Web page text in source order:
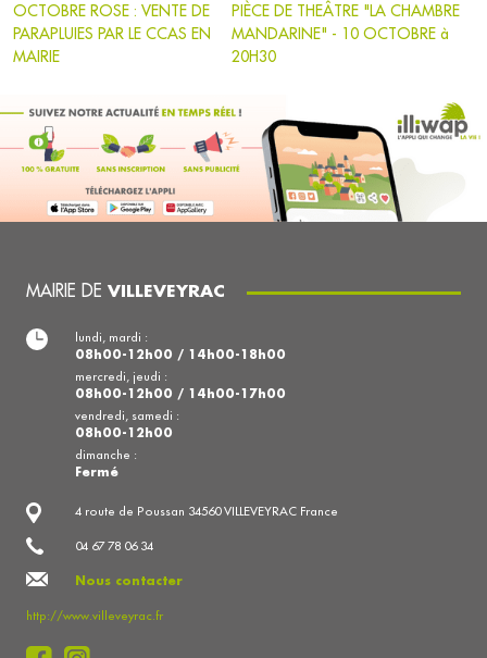
OCTOBRE ROSE : VENTE DE
PARAPLUIES PAR LE CCAS EN
MAIRIE
PIÈCE DE THEÂTRE "LA CHAMBRE
MANDARINE" - 10 OCTOBRE à
20H30
MAIRIE DE VILLEVEYRAC
4 route de Poussan 34560 VILLEVEYRAC France
04 67 78 06 34
Nous contacter
http://www.villeveyrac.fr
lundi, mardi :
08h00-12h00 / 14h00-18h00
mercredi, jeudi :
08h00-12h00 / 14h00-17h00
vendredi, samedi :
08h00-12h00
dimanche :
Fermé